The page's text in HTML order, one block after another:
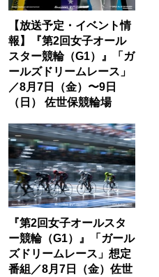
【放送予定・イベント情
報】『第2回女子オール
スター競輪（G1）』「ガ
ールズドリームレース」
／8月7日（金）〜9日
（日） 佐世保競輪場
『第2回女子オールスタ
ー競輪（G1）』「ガール
ズドリームレース」想定
番組／8月7日（金）佐世